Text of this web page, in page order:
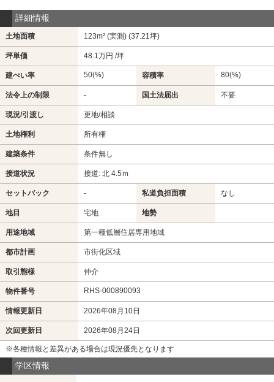
詳細情報
土地面積 123m² (実測) (37.21坪)
坪単価 48.1万円 /坪
建ぺい率 50(%) 容積率 80(%)
法令上の制限 - 国土法届出 不要
現況/引渡し 更地/相談
土地権利 所有権
建築条件 条件無し
接道状況 接道: 北 4.5ｍ
セットバック - 私道負担面積 なし
地目 宅地 地勢
用途地域 第一種低層住居専用地域
都市計画 市街化区域
取引態様 仲介
物件番号 RHS-000890093
情報更新日 2026年08月10日
次回更新日 2026年08月24日
※各種情報と差異がある場合は現況優先となります
学区情報